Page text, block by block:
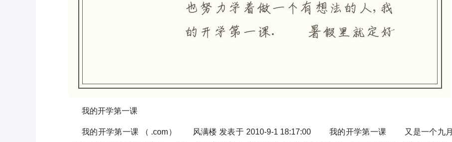
我的开学第一课
我的开学第一课 （ .com） 风满楼 发表于 2010-9-1 18:17:00 我的开学第一课 又是一个九月